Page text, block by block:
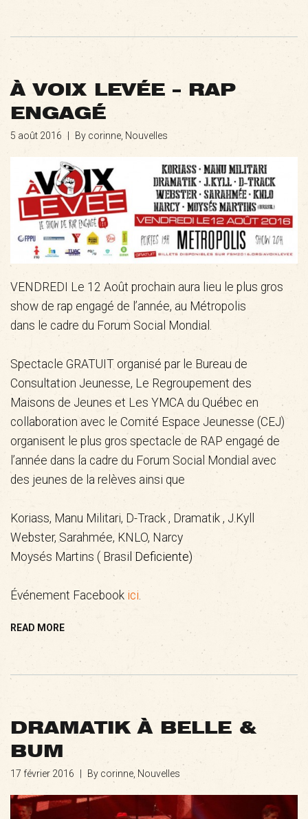
À VOIX LEVÉE – RAP
ENGAGÉ
5 août 2016 By corinne, Nouvelles
VENDREDI Le 12 Août prochain aura lieu le plus gros
show de rap engagé de l’année, au Métropolis
dans le cadre du Forum Social Mondial.
Spectacle GRATUIT organisé par le Bureau de
Consultation Jeunesse, Le Regroupement des
Maisons de Jeunes et Les YMCA du Québec en
collaboration avec le Comité Espace Jeunesse (CEJ)
organisent le plus gros spectacle de RAP engagé de
l’année dans la cadre du Forum Social Mondial avec
des jeunes de la relèves ainsi que
Koriass, Manu Militari, D-Track , Dramatik , J.Kyll
Webster, Sarahmée, KNLO, Narcy
Moysés Martins ( Brasi l Deficiente)
Événement Facebook ici
READ MORE
DRAMATIK À BELLE &
BUM
17 février 2016 By corinne, Nouvelles